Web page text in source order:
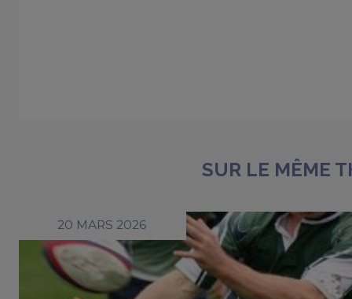
SUR LE MÊME
20 MARS 2026